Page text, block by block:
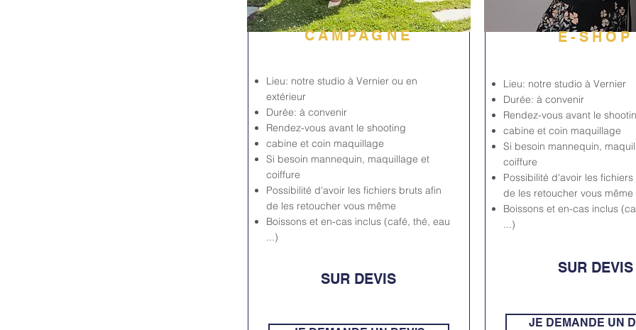
CAMPAGNE
Lieu: notre studio à Vernier ou en
extérieur
Durée: à convenir
Rendez-vous avant le shooting
cabine et coin maquillage
Si besoin mannequin, maquillage et
coiffure
Possibilité d'avoir les fichiers bruts afin
de les retoucher vous même
Boissons et en-cas inclus (café, thé, eau
...)
SUR DEVIS
E-SHOP
Lieu: notre studio à Vernier
Durée: à convenir
Rendez-vous avant le
cabine et coin maquillage
Si besoin mannequin,
coiffure
Possibilité d'avoir les
de les retoucher vous même
Boissons et en-cas inclus
...)
SUR DEVIS
JE DEMANDE UN